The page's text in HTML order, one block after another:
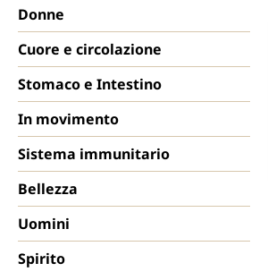
Donne
Cuore e circolazione
Stomaco e Intestino
In movimento
Sistema immunitario
Bellezza
Uomini
Spirito